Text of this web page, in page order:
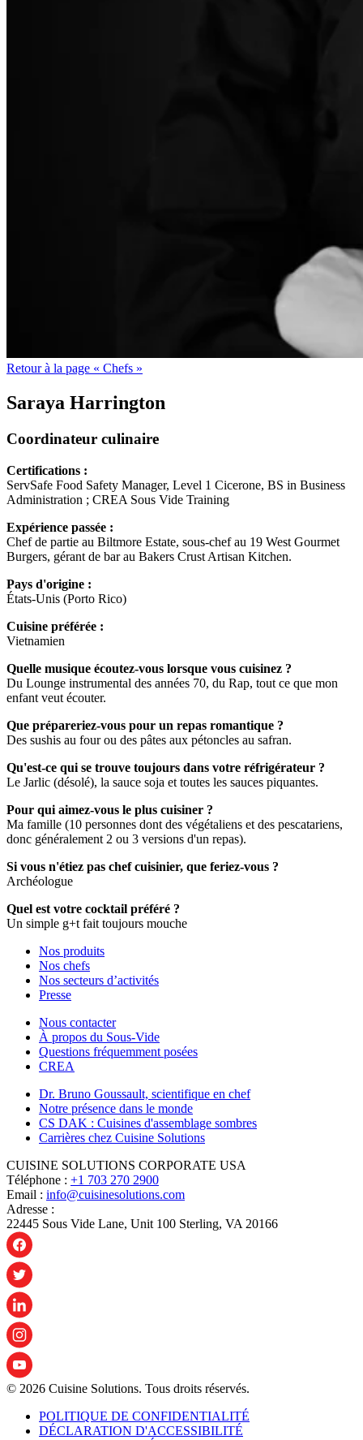
Retour à la page « Chefs »
Saraya Harrington
Coordinateur culinaire
Certifications :
ServSafe Food Safety Manager, Level 1 Cicerone, BS in Business
Administration ; CREA Sous Vide Training
Expérience passée :
Chef de partie au Biltmore Estate, sous-chef au 19 West Gourmet
Burgers, gérant de bar au Bakers Crust Artisan Kitchen.
Pays d'origine :
États-Unis (Porto Rico)
Cuisine préférée :
Vietnamien
Quelle musique écoutez-vous lorsque vous cuisinez ?
Du Lounge instrumental des années 70, du Rap, tout ce que mon
enfant veut écouter.
Que prépareriez-vous pour un repas romantique ?
Des sushis au four ou des pâtes aux pétoncles au safran.
Qu'est-ce qui se trouve toujours dans votre réfrigérateur ?
Le Jarlic (désolé), la sauce soja et toutes les sauces piquantes.
Pour qui aimez-vous le plus cuisiner ?
Ma famille (10 personnes dont des végétaliens et des pescatariens,
donc généralement 2 ou 3 versions d'un repas).
Si vous n'étiez pas chef cuisinier, que feriez-vous ?
Archéologue
Quel est votre cocktail préféré ?
Un simple g+t fait toujours mouche
Nos produits
Nos chefs
Nos secteurs d’activités
Presse
Nous contacter
À propos du Sous-Vide
Questions fréquemment posées
CREA
Dr. Bruno Goussault, scientifique en chef
Notre présence dans le monde
CS DAK : Cuisines d'assemblage sombres
Carrières chez Cuisine Solutions
CUISINE SOLUTIONS CORPORATE USA
Téléphone : +1 703 270 2900
Email : info@cuisinesolutions.com
Adresse :
22445 Sous Vide Lane, Unit 100 Sterling, VA 20166
© 2026 Cuisine Solutions. Tous droits réservés.
POLITIQUE DE CONFIDENTIALITÉ
DÉCLARATION D'ACCESSIBILITÉ